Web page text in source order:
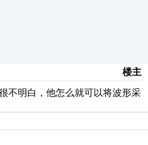
楼主
不明白，他怎么就可以将波形采